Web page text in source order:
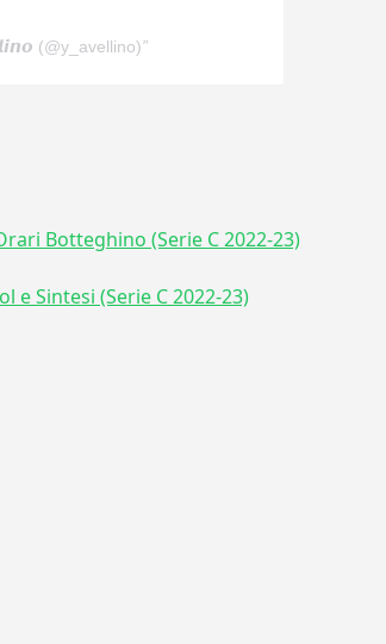
(@y_avellino)
Botteghino (Serie C 2022-23)
e Sintesi (Serie C 2022-23)